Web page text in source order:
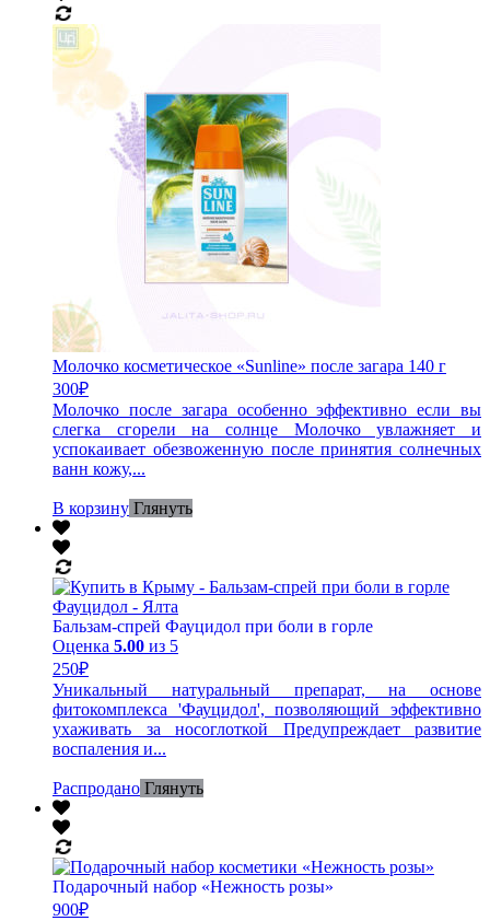
Молочко косметическое «Sunline» после загара 140 г
300₽
Молочко после загара особенно эффективно если вы
слегка сгорели на солнце Молочко увлажняет и
успокаивает обезвоженную после принятия солнечных
ванн кожу,...
В корзину Глянуть
Бальзам-спрей Фауцидол при боли в горле
Оценка 5.00 из 5
250₽
Уникальный натуральный препарат, на основе
фитокомплекса 'Фауцидол', позволяющий эффективно
ухаживать за носоглоткой Предупреждает развитие
воспаления и...
Распродано Глянуть
Подарочный набор «Нежность розы»
900₽